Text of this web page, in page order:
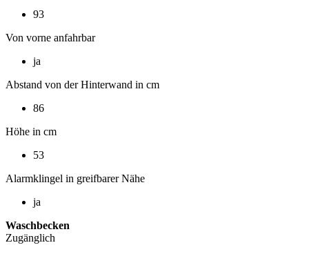
93
Von vorne anfahrbar
ja
Abstand von der Hinterwand in cm
86
Höhe in cm
53
Alarmklingel in greifbarer Nähe
ja
Waschbecken
Zugänglich